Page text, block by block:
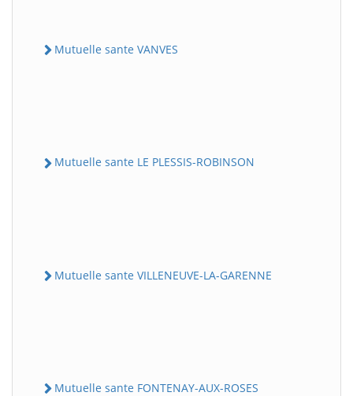
Mutuelle sante VANVES
Mutuelle sante LE PLESSIS-ROBINSON
Mutuelle sante VILLENEUVE-LA-GARENNE
Mutuelle sante FONTENAY-AUX-ROSES